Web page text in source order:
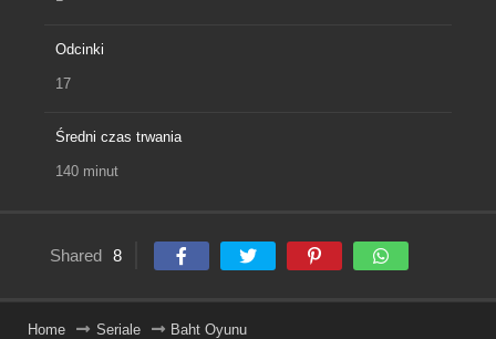
Odcinki
17
Średni czas trwania
140 minut
Shared 8
Home Seriale Baht Oyunu